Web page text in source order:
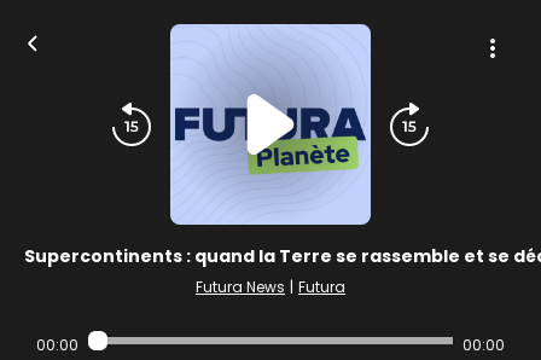
Supercontinents : quand la Terre se rassemble et se
Futura News | Futura
00:00 00:00